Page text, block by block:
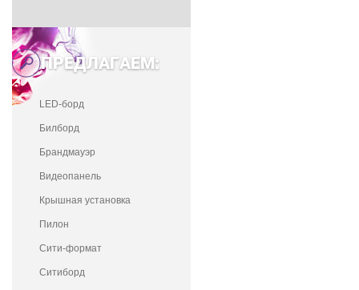
ПРЕДЛАГАЕМ:
LED-борд
Билборд
Брандмауэр
Видеопанель
Крышная установка
Пилон
Сити-формат
Ситиборд